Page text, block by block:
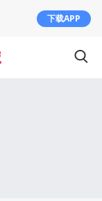
下载APP